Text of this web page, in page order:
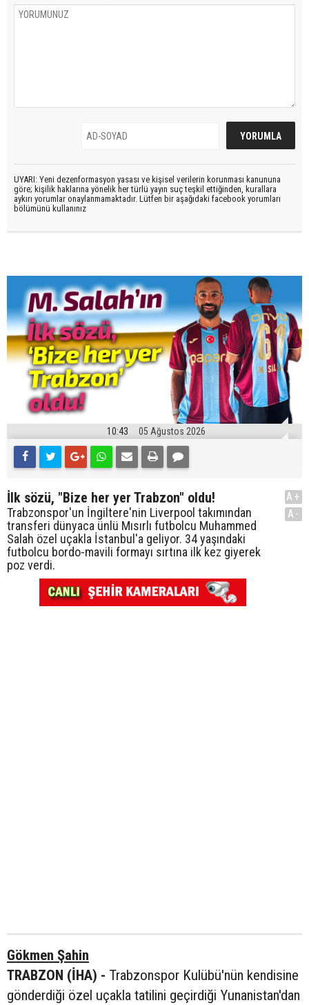
UYARI: Yeni dezenformasyon yasası ve kişisel verilerin korunması kanununa
göre; kişilik haklarına yönelik her türlü yayın suç teşkil ettiğinden, kurallara
aykırı yorumlar onaylanmamaktadır. Lütfen bir aşağıdaki facebook yorumları
bölümünü kullanınız
10:43 05 Ağustos 2026
İlk sözü, "Bize her yer Trabzon" oldu!
Trabzonspor'un İngiltere'nin Liverpool takımından
transferi dünyaca ünlü Mısırlı futbolcu Muhammed
Salah özel uçakla İstanbul'a geliyor. 34 yaşındaki
futbolcu bordo-mavili formayı sırtına ilk kez giyerek
poz verdi.
A+
A-
Gökmen Şahin
TRABZON (İHA) - Trabzonspor Kulübü'nün kendisine
gönderdiği özel uçakla tatilini geçirdiği Yunanistan'dan